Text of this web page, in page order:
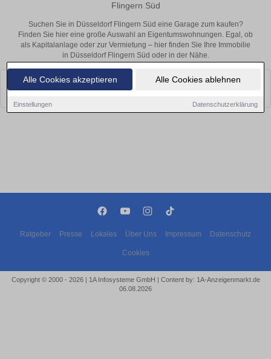
Alle Cookies akzeptieren Alle Cookies ablehnen
Einstellungen Datenschutzerklärung
Flingern Süd
Suchen Sie in Düsseldorf Flingern Süd eine Garage zum kaufen?
Finden Sie hier eine große Auswahl an Eigentumswohnungen. Egal, ob
als Kapitalanlage oder zur Vermietung – hier finden Sie Ihre Immobilie
in Düsseldorf Flingern Süd oder in der Nähe.
Leider konnten wir derzeit keine passenden Objekte finden. Schauen Sie
Ratgeber Presse Lokales Über Uns Impressum Datenschutz
Cookies
Copyright © 2000 - 2026 | 1A Infosysteme GmbH | Content by: 1A-Anzeigenmarkt.de
06.08.2026